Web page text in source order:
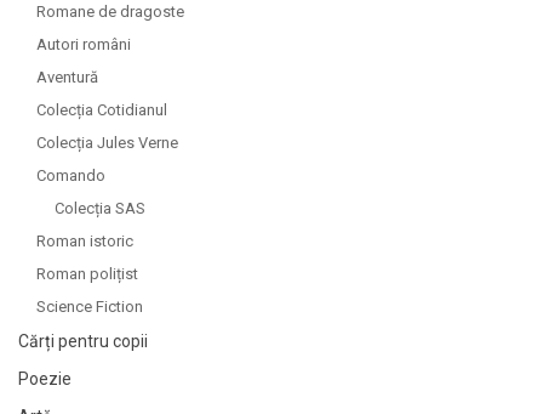
Romane de dragoste
Autori români
Aventură
Colecția Cotidianul
Colecția Jules Verne
Comando
Colecția SAS
Roman istoric
Roman polițist
Science Fiction
Cărți pentru copii
Poezie